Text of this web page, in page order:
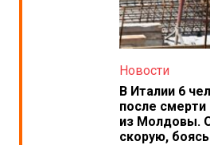
Новости
В Италии 6
после смерти
из Молдовы.
скорую,